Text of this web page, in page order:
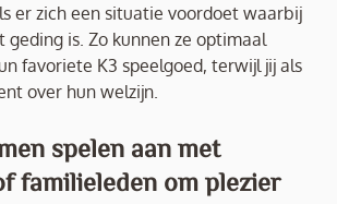
er zich een situatie voordoet waarbij
geding is. Zo kunnen ze optimaal
favoriete K3 speelgoed, terwijl jij als
over hun welzijn.
spelen aan met
familieleden om plezier